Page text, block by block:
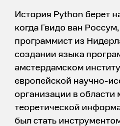
История Python берет
когда Гвидо ван
программист из
создании языка
амстердамском
европейской научно-
организации в области
теоретической
был стать